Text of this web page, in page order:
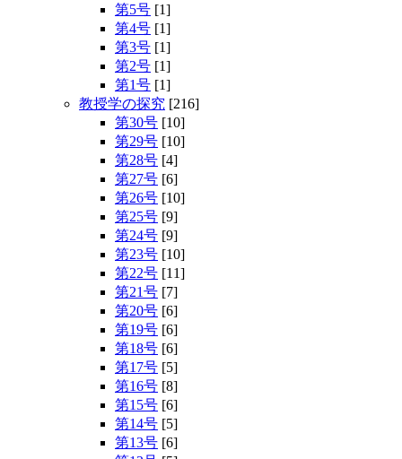
第5号 [1]
第4号 [1]
第3号 [1]
第2号 [1]
第1号 [1]
教授学の探究 [216]
第30号 [10]
第29号 [10]
第28号 [4]
第27号 [6]
第26号 [10]
第25号 [9]
第24号 [9]
第23号 [10]
第22号 [11]
第21号 [7]
第20号 [6]
第19号 [6]
第18号 [6]
第17号 [5]
第16号 [8]
第15号 [6]
第14号 [5]
第13号 [6]